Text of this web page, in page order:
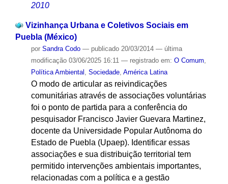
2010
Vizinhança Urbana e Coletivos Sociais em
Puebla (México)
por Sandra Codo — publicado20/03/2014 — última
modificação03/06/2025 16:11 — registrado em: O Comum
Política Ambiental Sociedade, América Latina
O modo de articular as reivindicações
comunitárias através de associações voluntárias
foi o ponto de partida para a conferência do
pesquisador Francisco Javier Guevara Martinez,
docente da Universidade Popular Autônoma do
Estado de Puebla (Upaep). Identificar essas
associações e sua distribuição territorial tem
permitido intervenções ambientais importantes,
relacionadas com a política e a gestão